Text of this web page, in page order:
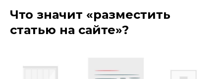
Что значит «разместить
статью на сайте»?